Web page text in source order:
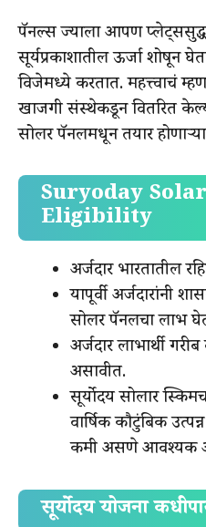
पॅनल्स ज्याला आपण
सूर्यप्रकाशातील ऊर्जा शोषून
विजेमध्ये करतात. महत्त्वाचं
खाजगी संस्थेकडून वितरित
सोलर पॅनलमधून तयार
Suryoday
Eligibility
अर्जदार भारतातील
यापूर्वी अर्जदारांनी
सोलर पॅनलचा लाभ
अर्जदार लाभार्थी
असावीत.
सूर्योदय सोलार
वार्षिक कौटुंबिक
कमी असणे आवश्यक
सूर्योदय योजना